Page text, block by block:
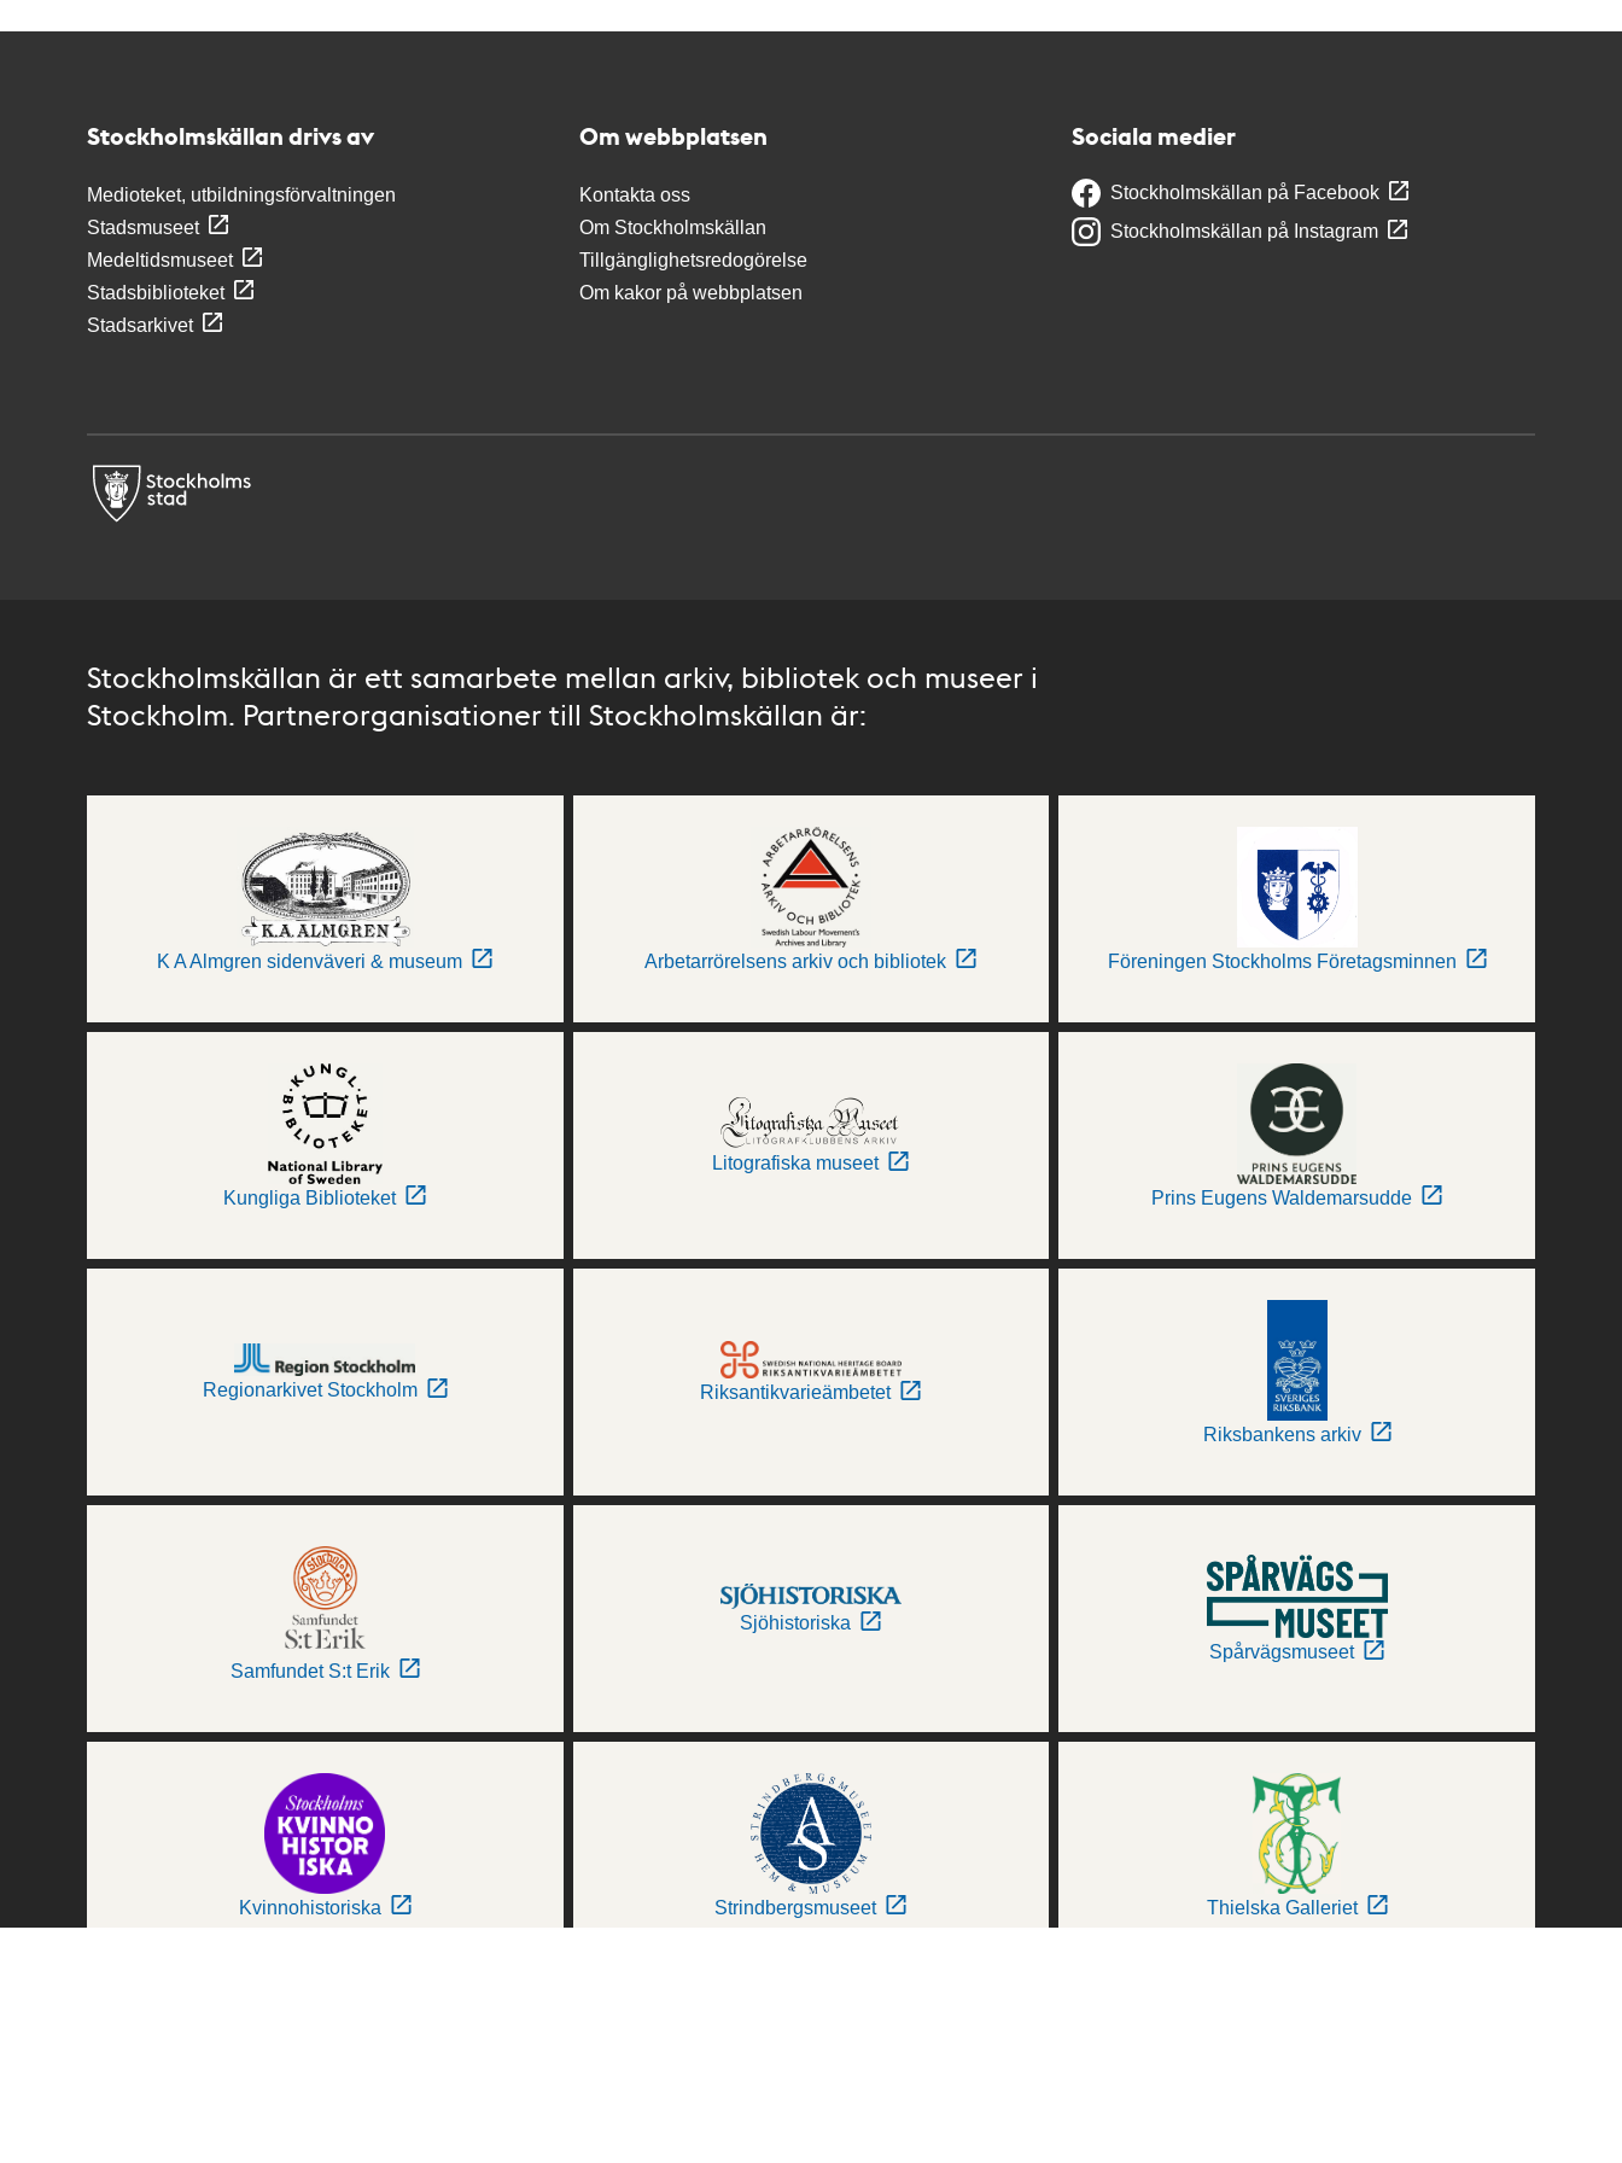
Stockholmskällan drivs av
Medioteket, utbildningsförvaltningen
Stadsmuseet
Medeltidsmuseet
Stadsbiblioteket
Stadsarkivet
Om webbplatsen
Kontakta oss
Om Stockholmskällan
Tillgänglighetsredogörelse
Om kakor på webbplatsen
Sociala medier
Stockholmskällan på Facebook
Stockholmskällan på Instagram
Stockholmskällan är ett samarbete mellan arkiv, bibliotek och museer i
Stockholm. Partnerorganisationer till Stockholmskällan är:
K A Almgren sidenväveri & museum Arbetarrörelsens arkiv och bibliotek Föreningen Stockholms Företagsminnen
Kungliga Biblioteket
Litografiska museet
Prins Eugens Waldemarsudde
Regionarkivet Stockholm Riksantikvarieämbetet
Riksbankens arkiv
Samfundet S:t Erik
Sjöhistoriska
Spårvägsmuseet
Kvinnohistoriska Strindbergsmuseet Thielska Galleriet